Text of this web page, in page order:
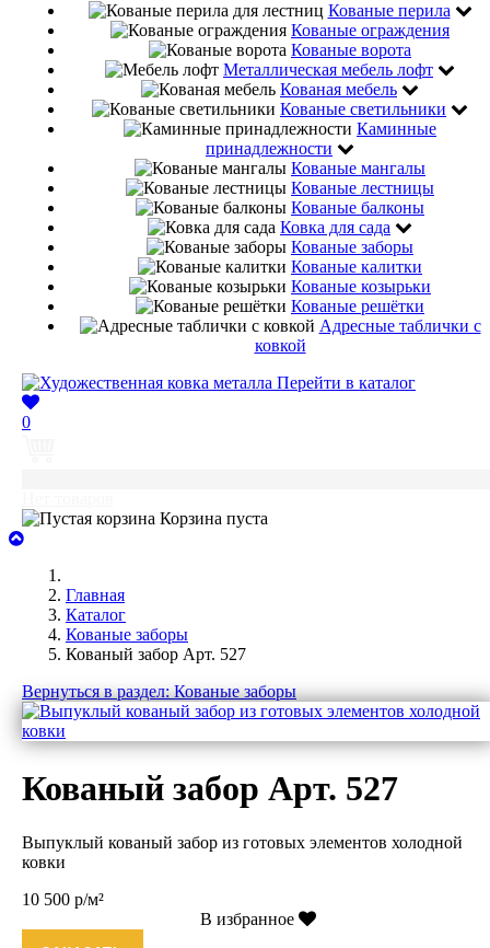
Кованые перила
Кованые ограждения
Кованые ворота
Металлическая мебель лофт
Кованая мебель
Кованые светильники
Каминные
принадлежности
Кованые мангалы
Кованые лестницы
Кованые балконы
Ковка для сада
Кованые заборы
Кованые калитки
Кованые козырьки
Кованые решётки
Адресные таблички с
ковкой
Перейти в каталог
0
Корзина пуста
Главная
Каталог
Кованые заборы
Кованый забор Арт. 527
Вернуться в раздел: Кованые заборы
Кованый забор Арт. 527
Выпуклый кованый забор из готовых элементов холодной
ковки
10 500 р/м²
В избранное